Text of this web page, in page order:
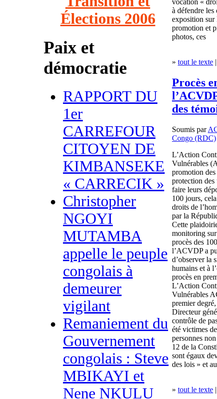
Élections 2006
Paix et
démocratie
RAPPORT DU
1er
CARREFOUR
CITOYEN DE
KIMBANSEKE
« CARRECIK »
Christopher
NGOYI
MUTAMBA
appelle le peuple
congolais à
demeurer
vigilant
Remaniement du
Gouvernement
congolais : Steve
MBIKAYI et
Nene NKULU
à défendre les
exposition sur
promotion et
photos, ces
» tout le texte
Procès
des
Soumis par
Congo (RDC)
L’Action
Vulnérables
promotion
protection
faire leurs
100 jours,
droits de
par la
Cette
monitoring
procès des
l’ACVDP a
d’observer la
humains et à
procès en
L’Action
Vulnérables
premier
Directeur
contrôle de
été victimes
personnes
12 de la
sont égaux
des lois » et
» tout le texte